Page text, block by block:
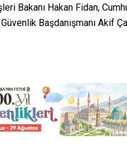
Bakanı Hakan Fidan,
Başdanışmanı Akif